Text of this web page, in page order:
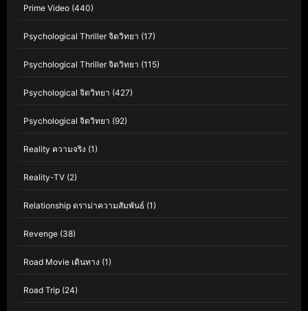
Prime Video (440)
Psychological Thriller จิตวิทยา (17)
Psychological Thriller จิตวิทยา (115)
Psychological จิตวิทยา (427)
Psychological จิตวิทยา (92)
Reality ความจริง (1)
Reality-TV (2)
Relationship ดราม่าความสัมพันธ์ (1)
Revenge (38)
Road Movie เดินทาง (1)
Road Trip (24)